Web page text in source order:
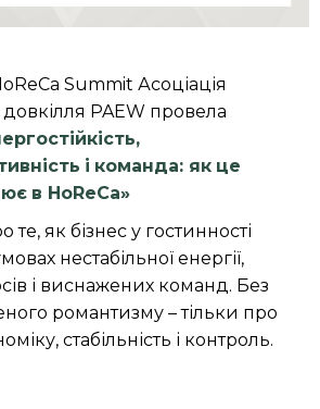
Summit Асоціація
довкілля PAEW провела
,
і команда: як це
в HoReCa»
те, як бізнес у гостинності
нестабільної енергії,
і виснажених команд. Без
романтизму – тільки про
стабільність і контроль.